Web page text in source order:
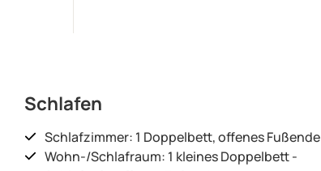
Schlafen
Schlafzimmer: 1 Doppelbett, offenes Fußende
Wohn-/Schlafraum: 1 kleines Doppelbett -